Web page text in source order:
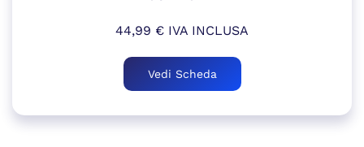
44,99 € IVA INCLUSA
Vedi Scheda